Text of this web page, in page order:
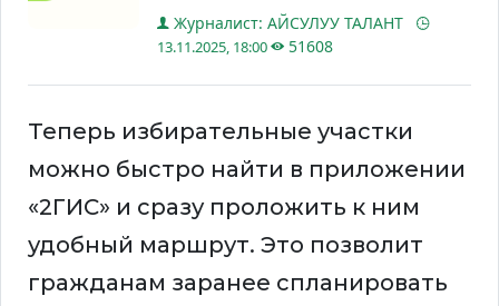
Журналист: АЙСУЛУУ ТАЛАНТ
13.11.2025, 18:00 51608
Теперь избирательные участки
можно быстро найти в приложении
«2ГИС» и сразу проложить к ним
удобный маршрут. Это позволит
гражданам заранее спланировать